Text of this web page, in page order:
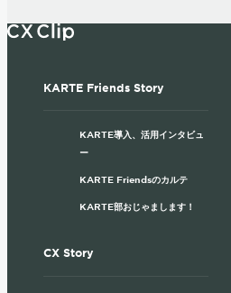
KARTE Friends Story
KARTE導入、活用インタビュ
ー
KARTE Friendsのカルテ
KARTE部おじゃまします！
CX Story